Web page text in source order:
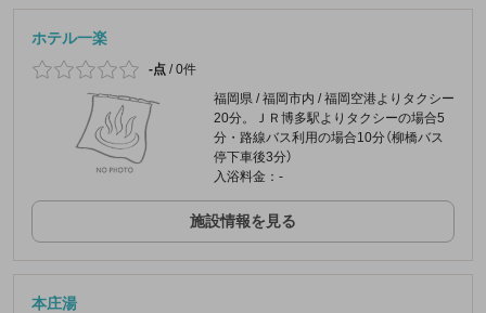
ホテル一楽
-点 /0件
福岡県 / 福岡市内 / 福岡空港よりタクシー
20分。ＪＲ博多駅よりタクシーの場合5
分・路線バス利用の場合10分（柳橋バス
停下車後3分）
入浴料金：-
施設情報を見る
本庄湯